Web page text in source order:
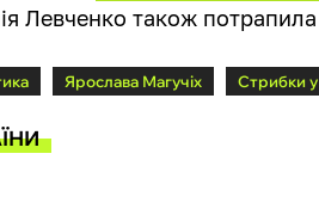
Левченко також
Ярослава Магучіх Стрибки